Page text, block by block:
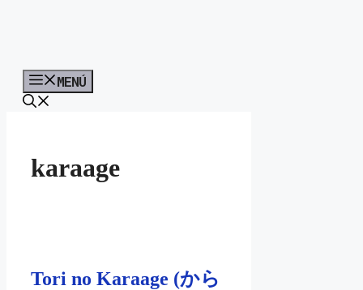
MENÚ
karaage
Tori no Karaage (から